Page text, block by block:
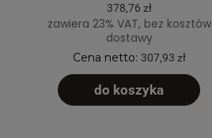
378,76 zł
zawiera 23% VAT, bez kosztów
dostawy
Cena netto: 307,93 zł
do koszyka